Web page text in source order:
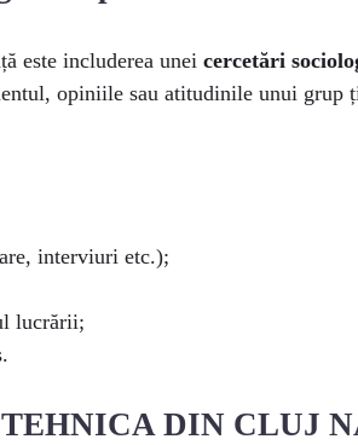
este includerea unei cercetări
opiniile sau atitudinile unui grup
interviuri etc.);
lucrării;
DIN CLUJ